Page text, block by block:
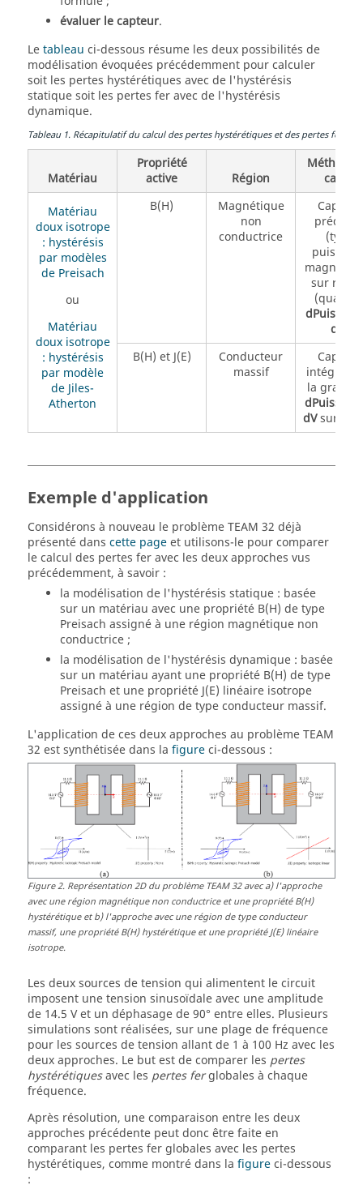
évaluer le capteur.
Letableau ci-dessous résume les deux possibilités de
modélisation évoquées précédemment pour calculer
soit les pertes hystérétiques avec de l'hystérésis
statique soit les pertes fer avec de l'hystérésis
dynamique.
Tableau1. Récapitulatif du calcul des pertes hystérétiques et des pertes fer
Matériau
Propriété
active
Région
Méthode
calcul
Matériau
doux isotrope
: hystérésis
par modèles
de Preisach
ou
Matériau
doux isotrope
: hystérésis
par modèle
de Jiles-
Atherton
B(H)
Magnétique
non
conductrice
Capteur
(type
sur
dV
B(H) et J(E)
Conducteur
massif
Capteur
intégrale
la
dVsur
Exemple d'application
Considérons à nouveau le problème TEAM 32 déjà
présenté dans cette pageet utilisons-le pour comparer
le calcul des pertes fer avec les deux approches vus
précédemment, à savoir :
la modélisation de l'hystérésis statique : basée
sur un matériau avec une propriété B(H) de type
Preisach assigné à une région magnétique non
conductrice ;
la modélisation de l'hystérésis dynamique : basée
sur un matériau ayant une propriété B(H) de type
Preisach et une propriété J(E) linéaire isotrope
assigné à une région de type conducteur massif.
L'application de ces deux approches au problème TEAM
32 est synthétisée dans la figureci-dessous :
Figure2. Représentation 2D du problème TEAM 32 avec a) l'approche
avec une région magnétique non conductrice et une propriété B(H)
hystérétique et b) l'approche avec une région de type conducteur
massif, une propriété B(H) hystérétique et une propriété J(E) linéaire
isotrope.
Les deux sources de tension qui alimentent le circuit
imposent une tension sinusoïdale avec une amplitude
de 14.5 V et un déphasage de 90° entre elles. Plusieurs
simulations sont réalisées, sur une plage de fréquence
pour les sources de tension allant de 1 à 100 Hz avec les
deux approches. Le but est de comparer les pertes
hystérétiquesavec les pertes ferglobales à chaque
fréquence.
Après résolution, une comparaison entre les deux
approches précédente peut donc être faite en
comparant les pertes fer globales avec les pertes
hystérétiques, comme montré dans la figureci-dessous
: